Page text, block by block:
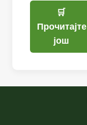
Прочитајте
још